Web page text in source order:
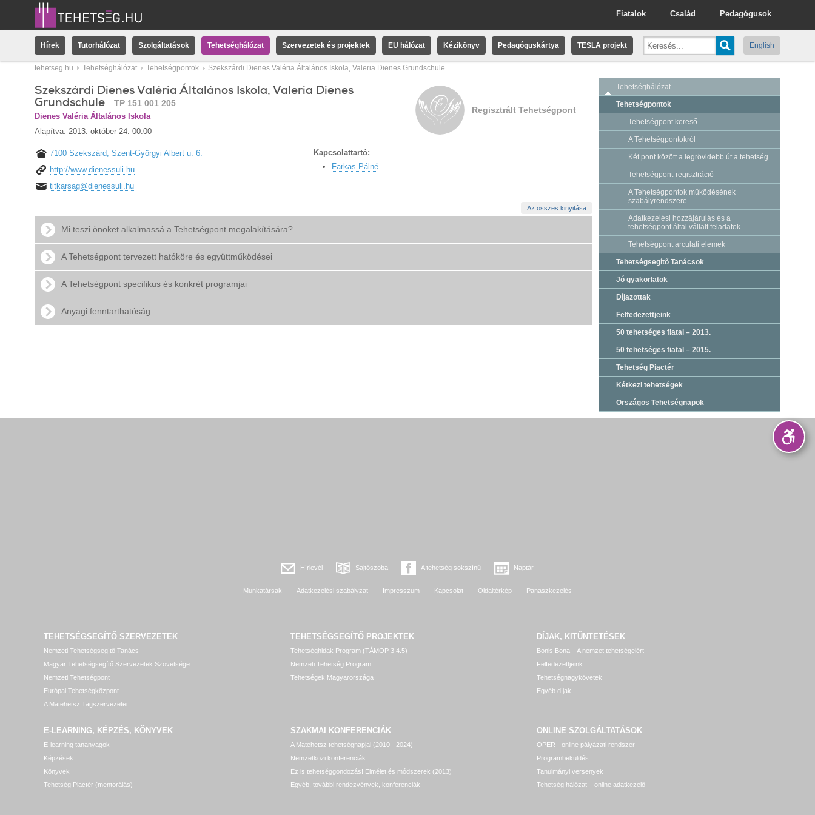
Pedagógusok
Család
Fiatalok
Hírek Tutorhálózat Szolgáltatások Tehetséghálózat Szervezetek és projektek EU hálózat Kézikönyv Pedagóguskártya TESLA projekt English
tehetseg.hu Tehetséghálózat Tehetségpontok Szekszárdi Dienes Valéria Általános Iskola, Valeria Dienes Grundschule
Regisztrált Tehetségpont
Szekszárdi Dienes Valéria Általános Iskola, Valeria Dienes
Grundschule
TP 151 001 205
Dienes Valéria Általános Iskola
Alapítva: 2013. október 24. 00:00
7100 Szekszárd, Szent-Györgyi Albert u. 6.
http://www.dienessuli.hu
titkarsag@dienessuli.hu
Kapcsolattartó:
Farkas Pálné
Az összes kinyitása
Mi teszi önöket alkalmassá a Tehetségpont megalakítására?
A Tehetségpont tervezett hatóköre és együttműködései
A Tehetségpont specifikus és konkrét programjai
Anyagi fenntarthatóság
Tehetséghálózat
Tehetségpontok
Tehetségpont kereső
A Tehetségpontokról
Két pont között a legrövidebb út a tehetség
Tehetségpont-regisztráció
A Tehetségpontok működésének
szabályrendszere
Adatkezelési hozzájárulás és a
tehetségpont által vállalt feladatok
Tehetségpont arculati elemek
Tehetségsegítő Tanácsok
Jó gyakorlatok
Díjazottak
Felfedezettjeink
50 tehetséges fiatal – 2013.
50 tehetséges fiatal – 2015.
Tehetség Piactér
Kétkezi tehetségek
Országos Tehetségnapok
Hírlevél Sajtószoba A tehetség sokszínű Naptár
Munkatársak Adatkezelési szabályzat Impresszum Kapcsolat Oldaltérkép Panaszkezelés
TEHETSÉGSEGÍTŐ SZERVEZETEK
Nemzeti Tehetségsegítő Tanács
Magyar Tehetségsegítő Szervezetek Szövetsége
Nemzeti Tehetségpont
Európai Tehetségközpont
A Matehetsz Tagszervezetei
TEHETSÉGSEGÍTŐ PROJEKTEK
Tehetséghidak Program (TÁMOP 3.4.5)
Nemzeti Tehetség Program
Tehetségek Magyarországa
DÍJAK, KITÜNTETÉSEK
Bonis Bona – A nemzet tehetségeiért
Felfedezettjeink
Tehetségnagykövetek
Egyéb díjak
E-LEARNING, KÉPZÉS, KÖNYVEK
E-learning tananyagok
Képzések
Könyvek
Tehetség Piactér (mentorálás)
SZAKMAI KONFERENCIÁK
A Matehetsz tehetségnapjai (2010 - 2024)
Nemzetközi konferenciák
Ez is tehetséggondozás! Elmélet és módszerek (2013)
Egyéb, további rendezvények, konferenciák
ONLINE SZOLGÁLTATÁSOK
OPER - online pályázati rendszer
Programbeküldés
Tanulmányi versenyek
Tehetség hálózat – online adatkezelő